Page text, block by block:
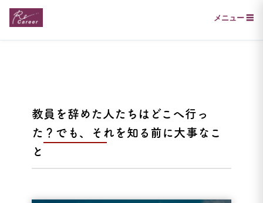
メニュー ☰
教員を辞めた人たちはどこへ行っ
た？でも、それを知る前に大事なこ
と